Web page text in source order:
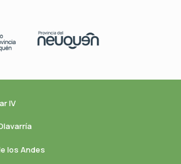
IV
los Andes